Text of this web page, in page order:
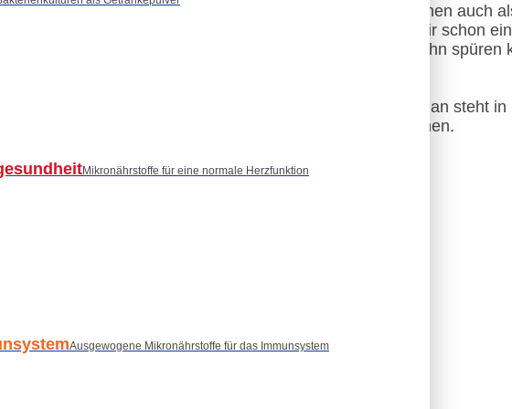
Verbindungen mit Zuckerbausteinen dienen uns Menschen auch
weichen Körperteilen Form und Polsterung. Hast du dir schon
schmerzhafte Vorstellung. Apropos Schmerz. Damit wir ihn
zum Gehirn weitergeleitet werden.
Der Bauplan steht
dass wir zusätzlich die kleinen Mikronährstoffe brauchen.
Mikronährstoffe für eine normale Herzfunktion
Ausgewogene Mikronährstoffe für das Immunsystem